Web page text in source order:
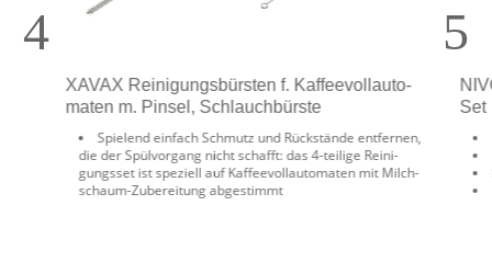
XAVAX Rei­ni­gungs­bürs­ten f. Kaf­fee­voll­au­to­
ma­ten m. Pin­sel, Schlauchbürste
Spie­lend ein­fach Schmutz und Rück­stän­de ent­fer­nen,
die der Spül­vor­gang nicht schafft: das 4‑teilige Rei­ni­
gungs­set ist spe­zi­ell auf Kaf­fee­voll­au­to­ma­ten mit Milch­
schaum-Zube­rei­tung abgestimmt
Set
4 5